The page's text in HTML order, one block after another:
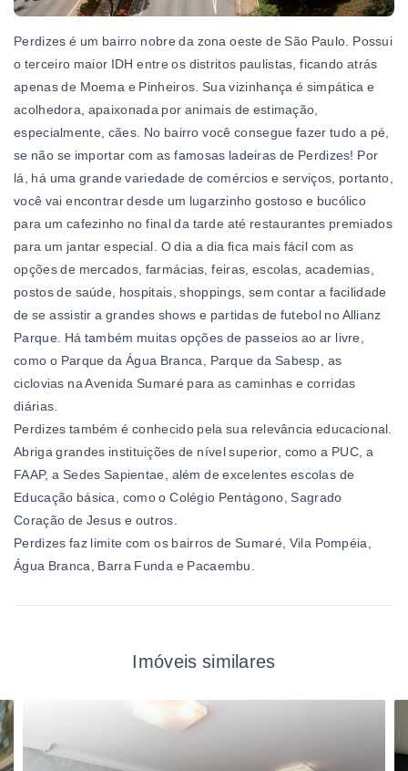
Perdizes é um bairro nobre da zona oeste de São Paulo. Possui
o terceiro maior IDH entre os distritos paulistas, ficando atrás
apenas de Moema e Pinheiros. Sua vizinhança é simpática e
acolhedora, apaixonada por animais de estimação,
especialmente, cães. No bairro você consegue fazer tudo a pé,
se não se importar com as famosas ladeiras de Perdizes! Por
lá, há uma grande variedade de comércios e serviços, portanto,
você vai encontrar desde um lugarzinho gostoso e bucólico
para um cafezinho no final da tarde até restaurantes premiados
para um jantar especial. O dia a dia fica mais fácil com as
opções de mercados, farmácias, feiras, escolas, academias,
postos de saúde, hospitais, shoppings, sem contar a facilidade
de se assistir a grandes shows e partidas de futebol no Allianz
Parque. Há também muitas opções de passeios ao ar livre,
como o Parque da Água Branca, Parque da Sabesp, as
ciclovias na Avenida Sumaré para as caminhas e corridas
diárias.
Perdizes também é conhecido pela sua relevância educacional.
Abriga grandes instituições de nível superior, como a PUC, a
FAAP, a Sedes Sapientae, além de excelentes escolas de
Educação básica, como o Colégio Pentágono, Sagrado
Coração de Jesus e outros.
Perdizes faz limite com os bairros de Sumaré, Vila Pompéia,
Água Branca, Barra Funda e Pacaembu.
Imóveis similares